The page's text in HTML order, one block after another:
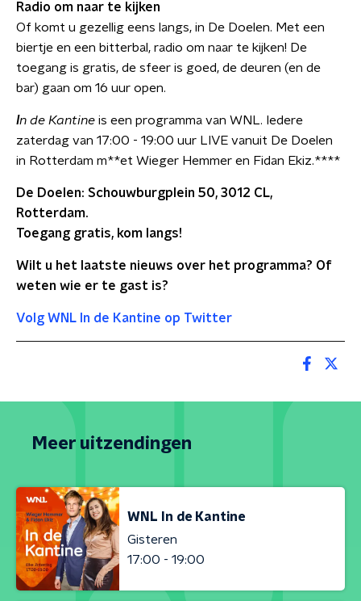
Radio om naar te kijken
Of komt u gezellig eens langs, in De Doelen. Met een
biertje en een bitterbal, radio om naar te kijken! De
toegang is gratis, de sfeer is goed, de deuren (en de
bar) gaan om 16 uur open.
In de Kantine is een programma van WNL. Iedere
zaterdag van 17:00 - 19:00 uur LIVE vanuit De Doelen
in Rotterdam m**et Wieger Hemmer en Fidan Ekiz.****
De Doelen: Schouwburgplein 50, 3012 CL,
Rotterdam.
Toegang gratis, kom langs!
Wilt u het laatste nieuws over het programma? Of
weten wie er te gast is?
Volg WNL In de Kantine op Twitter
Meer uitzendingen
WNL In de Kantine
Gisteren
17:00 - 19:00